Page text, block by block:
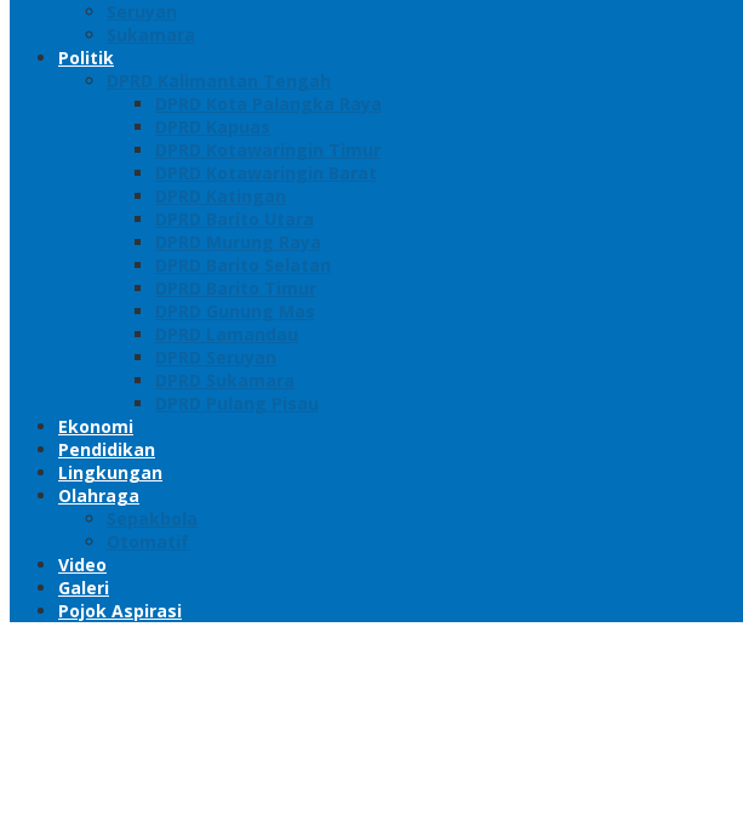
Seruyan
Sukamara
Politik
DPRD Kalimantan Tengah
DPRD Kota Palangka Raya
DPRD Kapuas
DPRD Kotawaringin Timur
DPRD Kotawaringin Barat
DPRD Katingan
DPRD Barito Utara
DPRD Murung Raya
DPRD Barito Selatan
DPRD Barito Timur
DPRD Gunung Mas
DPRD Lamandau
DPRD Seruyan
DPRD Sukamara
DPRD Pulang Pisau
Ekonomi
Pendidikan
Lingkungan
Olahraga
Sepakbola
Otomatif
Video
Galeri
Pojok Aspirasi